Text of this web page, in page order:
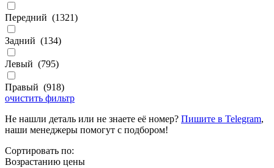
Передний (1321)
Задний (134)
Левый (795)
Правый (918)
очистить фильтр
Не нашли деталь или не знаете её номер? Пишите в Telegram,
наши менеджеры помогут с подбором!
Сортировать по:
Возрастанию цены